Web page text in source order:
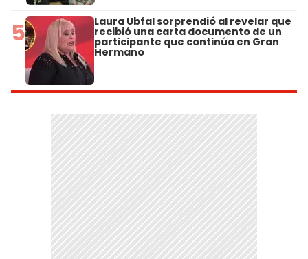
5 Laura Ubfal sorprendió al revelar que
recibió una carta documento de un
participante que continúa en Gran
Hermano